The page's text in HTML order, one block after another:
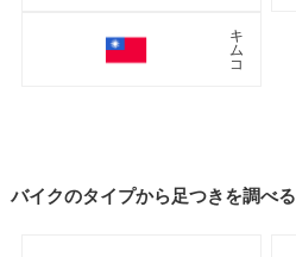
キ
ム
コ
バイクのタイプから足つきを調べる